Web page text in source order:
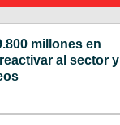
millones en
al sector y